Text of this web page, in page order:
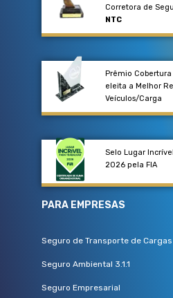
Corretora de
NTC
Prêmio
eleita a Melhor
Veículos/Carga​
Selo Lugar
2026 pela FIA
PARA EMPRESAS
Seguro de Transporte de Cargas
Seguro Ambiental 3.1.1
Seguro Empresarial